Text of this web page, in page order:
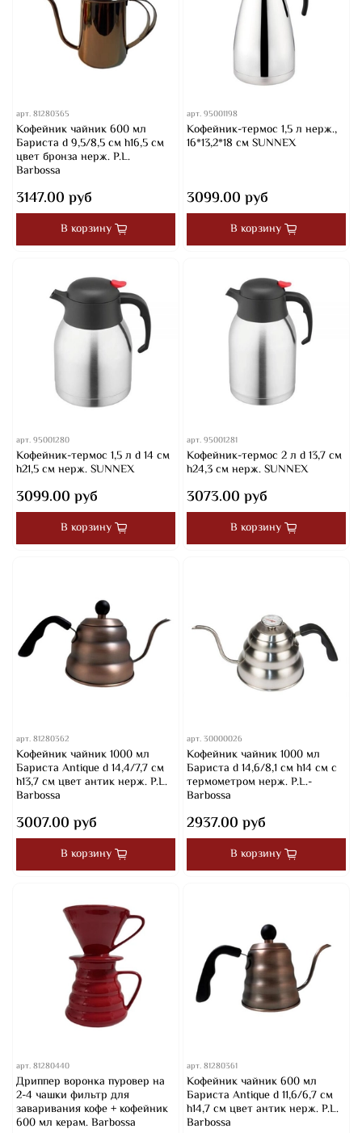
арт.81280365
Кофейник чайник 600 мл
Бариста d 9,5/8,5 см h16,5 см
цвет бронза нерж. P.L.
Barbossa
3147.00 руб
В корзину
арт.95001198
Кофейник-термос 1,5 л нерж.,
16*13,2*18 см SUNNEX
3099.00 руб
В корзину
арт.95001280
Кофейник-термос 1,5 л d 14 см
h21,5 см нерж. SUNNEX
3099.00 руб
В корзину
арт.95001281
Кофейник-термос 2 л d 13,7 см
h24,3 см нерж. SUNNEX
3073.00 руб
В корзину
арт.81280362
Кофейник чайник 1000 мл
Бариста Antique d 14,4/7,7 см
h13,7 см цвет антик нерж. P.L.
Barbossa
3007.00 руб
В корзину
арт.30000026
Кофейник чайник 1000 мл
Бариста d 14,6/8,1 см h14 см с
термометром нерж. P.L.-
Barbossa
2937.00 руб
В корзину
арт.81280440
Дриппер воронка пуровер на
2-4 чашки фильтр для
заваривания кофе + кофейник
600 мл керам. Barbossa
арт.81280361
Кофейник чайник 600 мл
Бариста Antique d 11,6/6,7 см
h14,7 см цвет антик нерж. P.L.
Barbossa